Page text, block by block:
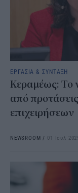
ΕΡΓΑΣΙΑ & ΣΥΝΤΑΞΗ
Κεραμέως: Το
από
επιχειρήσεων
NEWSROOM / 01 Ιουλ